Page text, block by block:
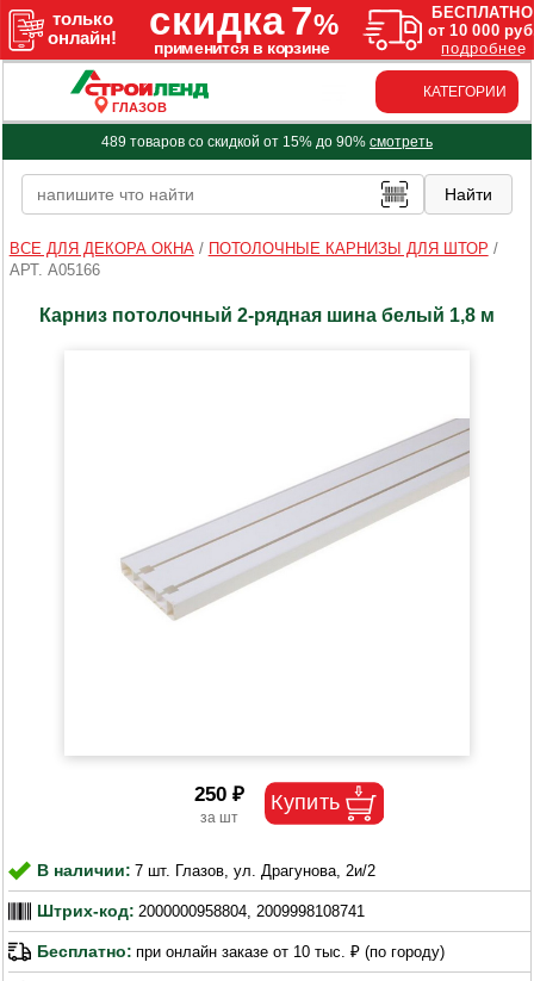
ГЛАЗОВ
КАТЕГОРИИ
489 товаров со скидкой от 15% до 90% смотреть
ВСЕ ДЛЯ ДЕКОРА ОКНА/ ПОТОЛОЧНЫЕ КАРНИЗЫ ДЛЯ ШТОР /
АРТ. A05166
Карниз потолочный 2-рядная шина белый 1,8 м
250 ₽
В наличии: 7 шт. Глазов, ул. Драгунова, 2и/2
Штрих-код: 2000000958804, 2009998108741
Бесплатно: при онлайн заказе от 10 тыс. ₽ (по городу)